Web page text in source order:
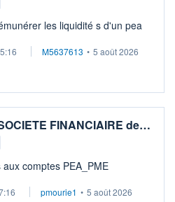
les liquidité s d'un pea
M5637613 • 5 août 2026
FINANCIAIRE de…
aux comptes PEA_PME
pmourie1 • 5 août 2026